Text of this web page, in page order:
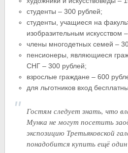
студенты – 300 рублей;
студенты, учащиеся на
изобразительным искусством
члены многодетных семей –
пенсионеры, являющиеся
СНГ – 300 рублей;
взрослые граждане – 600
для льготников вход
Гостям следует знать, что
Мунка не могут посетить
экспозицию Третьяковской
понадобится купить ещё